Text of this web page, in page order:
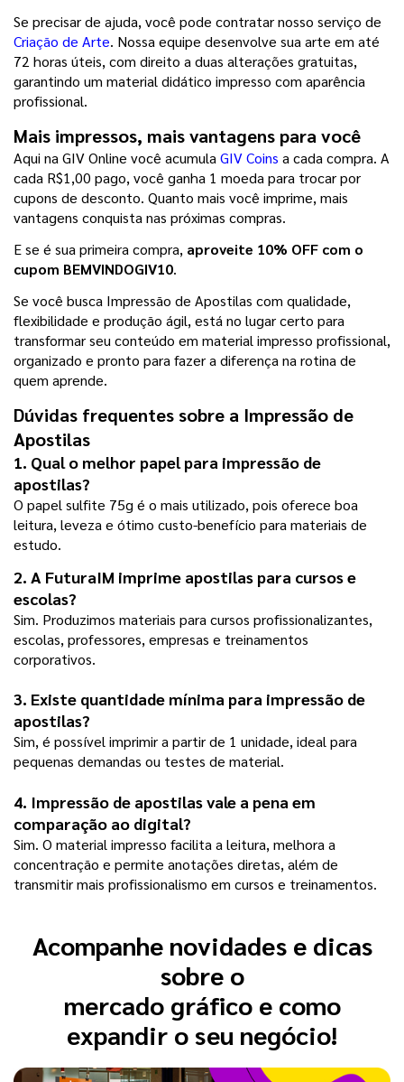
Criação de Arte. Nossa equipe desenvolve sua arte em até
72 horas úteis, com direito a duas alterações gratuitas,
garantindo um material didático impresso com aparência
profissional.
Mais impressos, mais vantagens para você
Aqui na GIV Online você acumula GIV Coins a cada compra. A
cada R$1,00 pago, você ganha 1 moeda para trocar por
cupons de desconto. Quanto mais você imprime, mais
vantagens conquista nas próximas compras.
E se é sua primeira compra, aproveite 10% OFF com o
cupom BEMVINDOGIV10.
Se você busca Impressão de Apostilas com qualidade,
flexibilidade e produção ágil, está no lugar certo para
transformar seu conteúdo em material impresso profissional,
organizado e pronto para fazer a diferença na rotina de
quem aprende.
Dúvidas frequentes sobre a Impressão de
Apostilas
1. Qual o melhor papel para impressão de
apostilas?
O papel sulfite 75g é o mais utilizado, pois oferece boa
leitura, leveza e ótimo custo-benefício para materiais de
estudo.
2. A FuturaIM imprime apostilas para cursos e
escolas?
Sim. Produzimos materiais para cursos profissionalizantes,
escolas, professores, empresas e treinamentos
corporativos.
3. Existe quantidade mínima para impressão de
apostilas?
Sim, é possível imprimir a partir de 1 unidade, ideal para
pequenas demandas ou testes de material.
4. Impressão de apostilas vale a pena em
comparação ao digital?
Sim. O material impresso facilita a leitura, melhora a
concentração e permite anotações diretas, além de
transmitir mais profissionalismo em cursos e treinamentos.
Acompanhe novidades e dicas
sobre o
mercado gráfico e como
expandir o seu negócio!